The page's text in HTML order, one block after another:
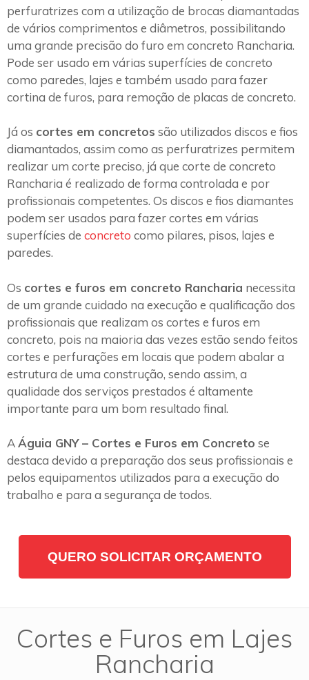
perfuratrizes com a utilização de brocas diamantadas
de vários comprimentos e diâmetros, possibilitando
uma grande precisão do furo em concreto Rancharia.
Pode ser usado em várias superfícies de concreto
como paredes, lajes e também usado para fazer
cortina de furos, para remoção de placas de concreto.
Já os cortes em concretos são utilizados discos e fios
diamantados, assim como as perfuratrizes permitem
realizar um corte preciso, já que corte de concreto
Rancharia é realizado de forma controlada e por
profissionais competentes. Os discos e fios diamantes
podem ser usados para fazer cortes em várias
superfícies de concreto como pilares, pisos, lajes e
paredes.
Os cortes e furos em concreto Rancharia necessita
de um grande cuidado na execução e qualificação dos
profissionais que realizam os cortes e furos em
concreto, pois na maioria das vezes estão sendo feitos
cortes e perfurações em locais que podem abalar a
estrutura de uma construção, sendo assim, a
qualidade dos serviços prestados é altamente
importante para um bom resultado final.
AÁguia GNY – Cortes e Furos em Concreto se
destaca devido a preparação dos seus profissionais e
pelos equipamentos utilizados para a execução do
trabalho e para a segurança de todos.
QUERO SOLICITAR ORÇAMENTO
Cortes e Furos em Lajes
Rancharia